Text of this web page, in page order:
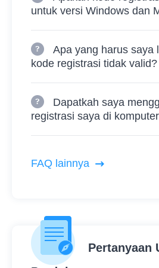
untuk versi Windows dan
Apa yang harus saya
kode registrasi tidak valid?
Dapatkah saya
registrasi saya di
FAQ lainnya
Pertanyaan